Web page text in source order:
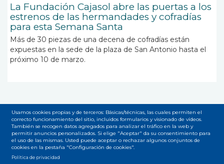
La Fundación Cajasol abre las puertas a los
estrenos de las hermandades y cofradías
para esta Semana Santa
Más de 30 piezas de una decena de cofradías están
expuestas en la sede de la plaza de San Antonio hasta el
próximo 10 de marzo.
Paginación
Primera
página
« Primera
Página
anterior
‹‹ … Page
21 Page
22 Page
23 Page
24 Page
25 Page
26
Página
actual
28 Page
29
Siguiente
página
››
Última
página
Última »
Suscribirse a Cofrade
Usamos cookies propias y de terceros: Básicas/técnicas, las cuales permiten el
correcto funcionamiento del sitio, incluidos formularios y visionado de vídeos.
También se recogen datos agregados para analizar el tráfico en la web y
permitir anuncios personalizados. Si elige "Aceptar" da su consentimiento para
el uso de las mismas. Usted puede aceptar o rechazar algunos conjuntos de
cookies en la pestaña "Configuración de cookies".
Política de privacidad